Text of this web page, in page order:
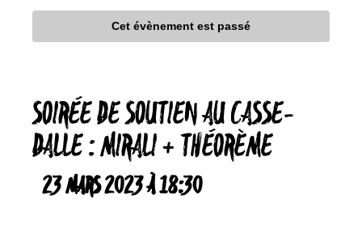
Cet évènement est passé
SOIRÉE DE SOUTIEN AU CASSE-
DALLE : MIRALI + THÉORÈME
23 MARS 2023 À 18:30